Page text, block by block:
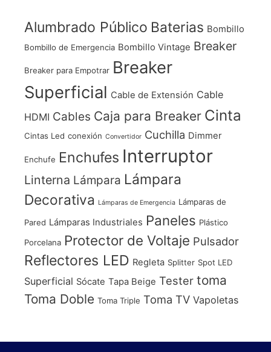
Alumbrado Público Baterias Bombillo
Bombillo de Emergencia Bombillo Vintage Breaker
Breaker para Empotrar Breaker
Superficial Cable de Extensión Cable
HDMI Cables Caja para Breaker Cinta
Cintas Led conexión Convertidor Cuchilla Dimmer
Enchufe Enchufes Interruptor
Linterna Lámpara Lámpara
Decorativa
Lámparas de Emergencia Lámparas de
Pared Lámparas Industriales Paneles Plástico
Porcelana Protector de Voltaje Pulsador
Reflectores LED Regleta Splitter Spot LED
Superficial Sócate Tapa Beige Tester toma
Toma Doble Toma Triple Toma TV Vapoletas